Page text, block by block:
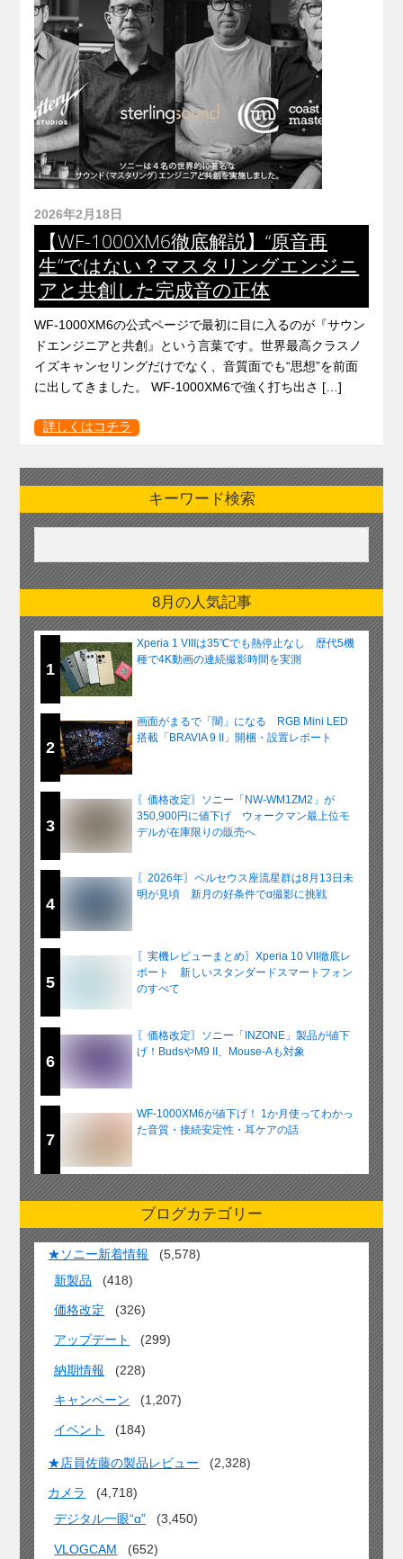
2026年2月18日
【WF-1000XM6徹底解説】“原音再
生”ではない？マスタリングエンジニ
アと共創した完成音の正体
WF-1000XM6の公式ページで最初に目に入るのが『サウン
ドエンジニアと共創』という言葉です。世界最高クラスノ
イズキャンセリングだけでなく、音質面でも“思想”を前面
に出してきました。 WF-1000XM6で強く打ち出さ […]
詳しくはコチラ
キーワード検索
8月の人気記事
1
Xperia 1 VIIIは35℃でも熱停止なし 歴代5機
種で4K動画の連続撮影時間を実測
2
画面がまるで「闇」になる RGB Mini LED
搭載「BRAVIA 9 II」開梱・設置レポート
3
〖価格改定〗ソニー「NW-WM1ZM2」が
350,900円に値下げ ウォークマン最上位モ
デルが在庫限りの販売へ
4
〖2026年〗ペルセウス座流星群は8月13日未
明が見頃 新月の好条件でα撮影に挑戦
5
〖実機レビューまとめ〗Xperia 10 VII徹底レ
ポート 新しいスタンダードスマートフォン
のすべて
6
〖価格改定〗ソニー「INZONE」製品が値下
げ！BudsやM9 II、Mouse-Aも対象
7
WF-1000XM6が値下げ！ 1か月使ってわかっ
た音質・接続安定性・耳ケアの話
ブログカテゴリー
★ソニー新着情報
(5,578)
新製品
(418)
価格改定 (326)
アップデート (299)
納期情報 (228)
キャンペーン (1,207)
イベント (184)
★店員佐藤の製品レビュー (2,328)
カメラ
(4,718)
デジタル一眼“α”
(3,450)
VLOGCAM (652)